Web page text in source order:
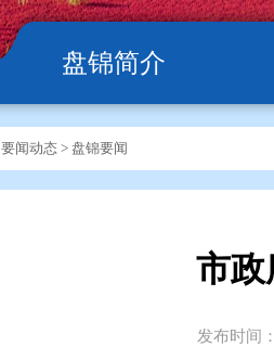
盘锦简介
要闻动态 > 盘锦要闻
市政
发布时间